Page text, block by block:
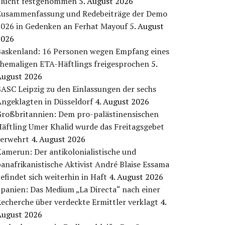
und Redebeiträge der Demo
in Gedenken an Ferhat Mayouf 5. August
16 Personen wegen Empfang eines
ETA-Häftlings freigesprochen 5.
2026
Leipzig zu den Einlassungen der sechs
in Düsseldorf 4. August 2026
Dem pro-palästinensischen
Umer Khalid wurde das Freitagsgebet
4. August 2026
Der antikolonialistische und
Aktivist André Blaise Essama
sich weiterhin in Haft 4. August 2026
Das Medium „La Directa“ nach einer
über verdeckte Ermittler verklagt 4.
2026